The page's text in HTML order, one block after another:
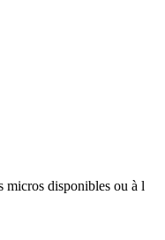
micros disponibles ou à l